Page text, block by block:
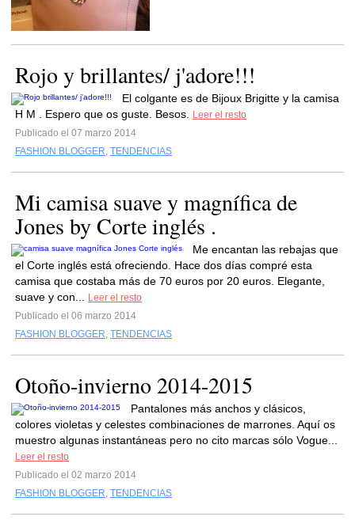
Rojo y brillantes/ j'adore!!!
El colgante es de Bijoux Brigitte y la camisa
H M . Espero que os guste. Besos.
Leer el resto
Publicado el 07 marzo 2014
FASHION BLOGGER, TENDENCIAS
Mi camisa suave y magnífica de
Jones by Corte inglés .
Me encantan las rebajas que
el Corte inglés está ofreciendo. Hace dos días compré esta
camisa que costaba más de 70 euros por 20 euros. Elegante,
suave y con...
Leer el resto
Publicado el 06 marzo 2014
FASHION BLOGGER, TENDENCIAS
Otoño-invierno 2014-2015
Pantalones más anchos y clásicos,
colores violetas y celestes combinaciones de marrones. Aquí os
muestro algunas instantáneas pero no cito marcas sólo Vogue...
Leer el resto
Publicado el 02 marzo 2014
FASHION BLOGGER, TENDENCIAS